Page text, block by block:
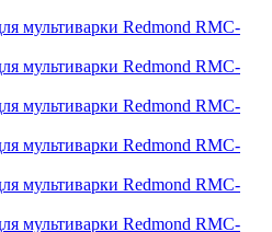
мультиварки Redmond RMC-
мультиварки Redmond RMC-
мультиварки Redmond RMC-
мультиварки Redmond RMC-
мультиварки Redmond RMC-
мультиварки Redmond RMC-